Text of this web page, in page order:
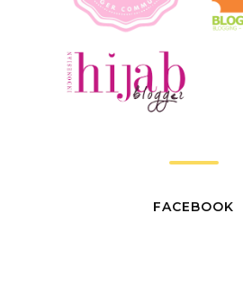
FACEBOOK